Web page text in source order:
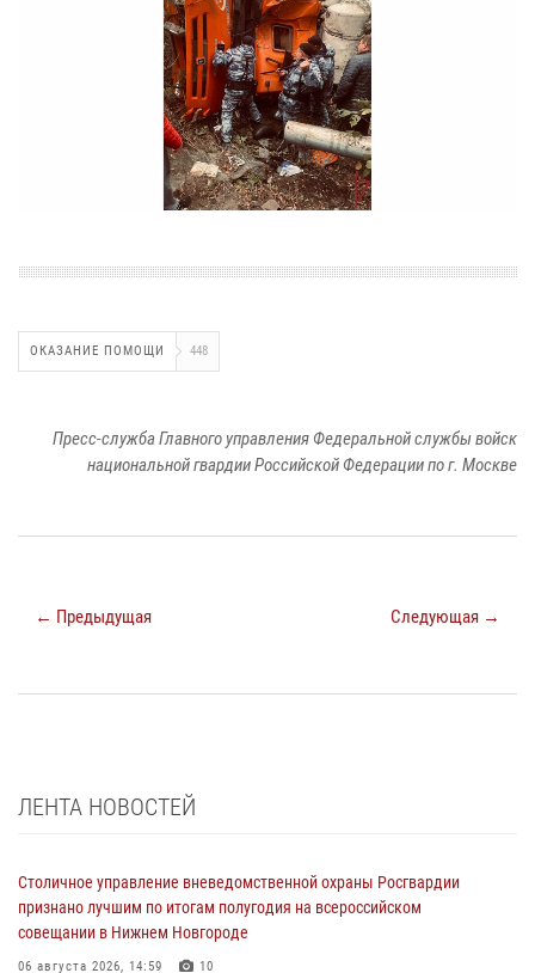
ОКАЗАНИЕ ПОМОЩИ 448
Пресс-служба Главного управления Федеральной службы войск
национальной гвардии Российской Федерации по г. Москве
← Предыдущая Следующая →
ЛЕНТА НОВОСТЕЙ
Столичное управление вневедомственной охраны Росгвардии
признано лучшим по итогам полугодия на всероссийском
совещании в Нижнем Новгороде
06 августа 2026, 14:59 10